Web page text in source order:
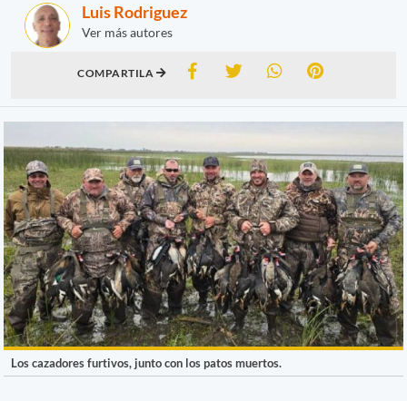
Luis Rodriguez
Ver más autores
COMPARTILA
Los cazadores furtivos, junto con los patos muertos.